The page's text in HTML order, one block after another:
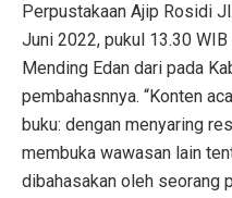
Perpustakaan Ajip Rosidi
Juni 2022, pukul 13.30
Mending Edan dari pada
pembahasnnya. “Konten
buku: dengan menyaring
membuka wawasan lain
dibahasakan oleh seorang